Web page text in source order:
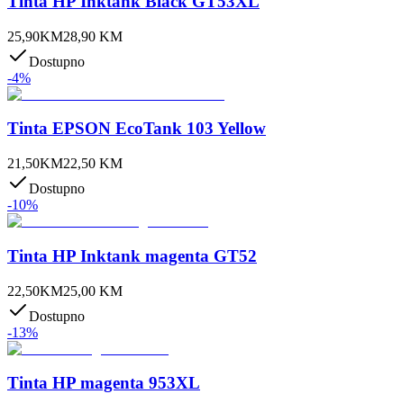
25,90KM28,90 KM
Dostupno
-4%
Tinta EPSON EcoTank 103 Yellow
21,50KM22,50 KM
Dostupno
-10%
Tinta HP Inktank magenta GT52
22,50KM25,00 KM
Dostupno
-13%
Tinta HP magenta 953XL